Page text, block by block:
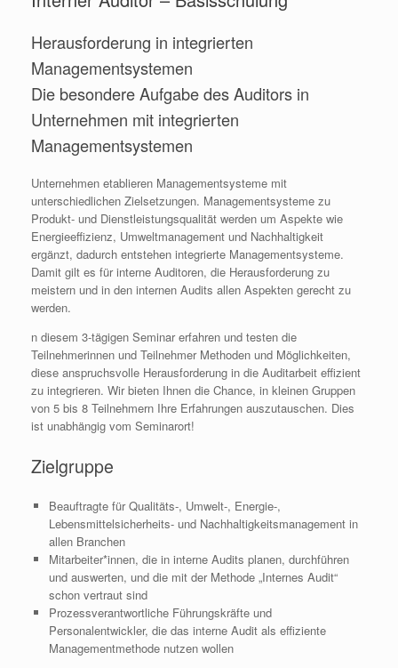
Herausforderung in integrierten
Managementsystemen
Die besondere Aufgabe des Auditors in
Unternehmen mit integrierten
Managementsystemen
Unternehmen etablieren Managementsysteme mit
unterschiedlichen Zielsetzungen. Managementsysteme zu
Produkt- und Dienstleistungsqualität werden um Aspekte wie
Energieeffizienz, Umweltmanagement und Nachhaltigkeit
ergänzt, dadurch entstehen integrierte Managementsysteme.
Damit gilt es für interne Auditoren, die Herausforderung zu
meistern und in den internen Audits allen Aspekten gerecht zu
werden.
n diesem 3-tägigen Seminar erfahren und testen die
Teilnehmerinnen und Teilnehmer Methoden und Möglichkeiten,
diese anspruchsvolle Herausforderung in die Auditarbeit effizient
zu integrieren. Wir bieten Ihnen die Chance, in kleinen Gruppen
von 5 bis 8 Teilnehmern Ihre Erfahrungen auszutauschen. Dies
ist unabhängig vom Seminarort!
Zielgruppe
Beauftragte für Qualitäts-, Umwelt-, Energie-,
Lebensmittelsicherheits- und Nachhaltigkeitsmanagement in
allen Branchen
Mitarbeiter*innen, die in interne Audits planen, durchführen
und auswerten, und die mit der Methode „Internes Audit“
schon vertraut sind
Prozessverantwortliche Führungskräfte und
Personalentwickler, die das interne Audit als effiziente
Managementmethode nutzen wollen